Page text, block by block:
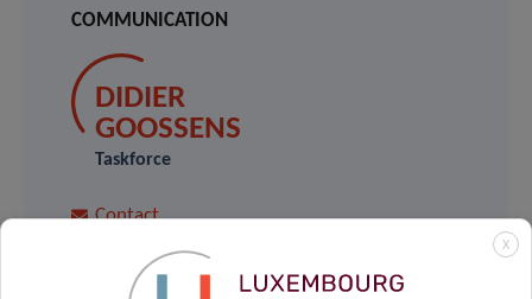
COMMUNICATION
DIDIER
GOOSSENS
Taskforce
Contact
X